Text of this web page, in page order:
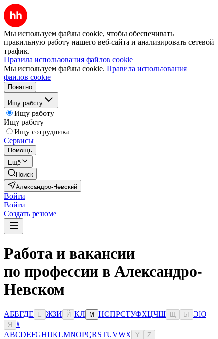
Мы используем файлы cookie, чтобы обеспечивать
правильную работу нашего веб-сайта и анализировать сетевой
трафик.
Правила использования файлов cookie
Мы используем файлы cookie. Правила использования
файлов cookie
Понятно
Ищу работу
Ищу работу
Ищу работу
Ищу сотрудника
Сервисы
Помощь
Ещё
Поиск
Александро-Невский
Войти
Войти
Создать резюме
Работа и вакансии
по профессии в Александро-
Невском
АБВГДЕ Ё ЖЗИ Й КЛ М НОПРСТУФХЦЧШ Ы ЭЮ
Я
#
ABCDEFGHIJKLMNOPQRSTUVWX Y Z